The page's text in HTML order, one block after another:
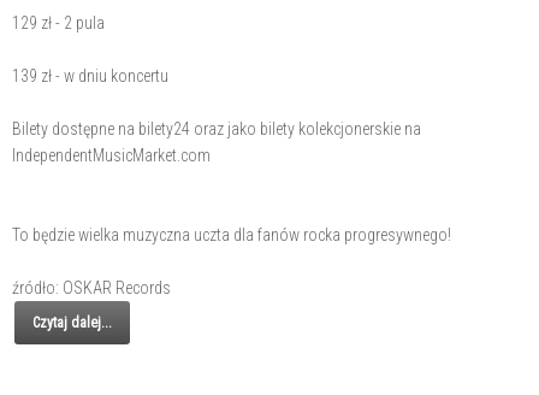
129 zł - 2 pula
139 zł - w dniu koncertu
Bilety dostępne na bilety24 oraz jako bilety kolekcjonerskie na
IndependentMusicMarket.com
To będzie wielka muzyczna uczta dla fanów rocka progresywnego!
źródło: OSKAR Records
Czytaj dalej...